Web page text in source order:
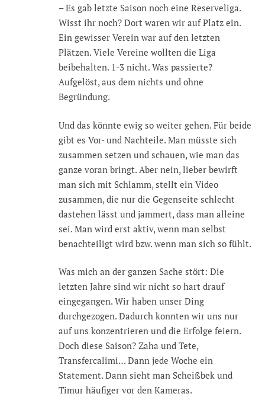
– Es gab letzte Saison noch eine Reserveliga.
Wisst ihr noch? Dort waren wir auf Platz ein.
Ein gewisser Verein war auf den letzten
Plätzen. Viele Vereine wollten die Liga
beibehalten. 1-3 nicht. Was passierte?
Aufgelöst, aus dem nichts und ohne
Begründung.
Und das könnte ewig so weiter gehen. Für beide
gibt es Vor- und Nachteile. Man müsste sich
zusammen setzen und schauen, wie man das
ganze voran bringt. Aber nein, lieber bewirft
man sich mit Schlamm, stellt ein Video
zusammen, die nur die Gegenseite schlecht
dastehen lässt und jammert, dass man alleine
sei. Man wird erst aktiv, wenn man selbst
benachteiligt wird bzw. wenn man sich so fühlt.
Was mich an der ganzen Sache stört: Die
letzten Jahre sind wir nicht so hart drauf
eingegangen. Wir haben unser Ding
durchgezogen. Dadurch konnten wir uns nur
auf uns konzentrieren und die Erfolge feiern.
Doch diese Saison? Zaha und Tete,
Transfercalimi… Dann jede Woche ein
Statement. Dann sieht man Scheißbek und
Timur häufiger vor den Kameras.